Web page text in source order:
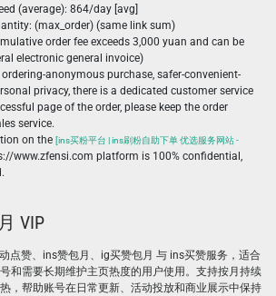
(average): 864/day [avg]
(max_order) (same link sum)
order fee exceeds 3,000 yuan and can be
electronic general invoice)
anonymous purchase, safer-convenient-
privacy, there is a dedicated customer service
page of the order, please keep the order
service.
on the [ins买粉平台 | ins刷粉自助下单 优选服务网站 -
www.zfensi.com platform is 100% confidential,
VIP
点赞、ins赞包月、ig买赞包月 与 ins买赞服务，适合
和需要长期维护主页热度的用户使用。支持按月持续
，帮助账号在日常更新、活动投放和商业展示中保持